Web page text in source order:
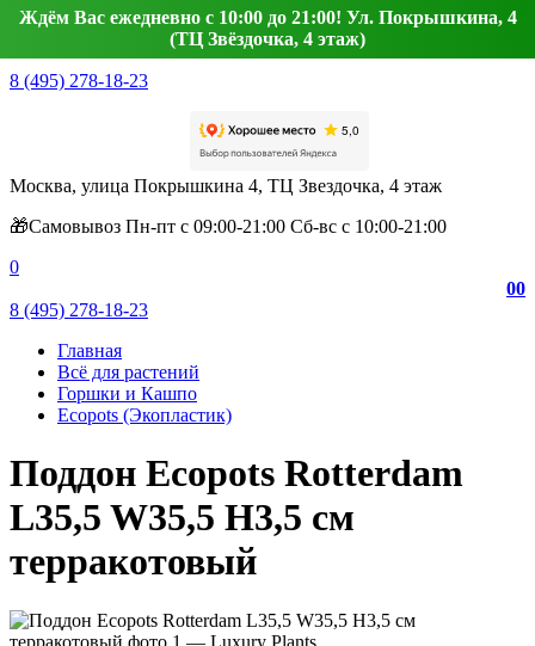
Ждём Вас ежедневно с 10:00 до 21:00! Ул. Покрышкина, 4
(ТЦ Звёздочка, 4 этаж)
8 (495) 278-18-23
Москва, улица Покрышкина 4, ТЦ Звездочка, 4 этаж
🎁Самовывоз Пн-пт с 09:00-21:00 Сб-вс с 10:00-21:00
0
00
8 (495) 278-18-23
Главная
Всё для растений
Горшки и Кашпо
Ecopots (Экопластик)
Поддон Ecopots Rotterdam
L35,5 W35,5 H3,5 см
терракотовый